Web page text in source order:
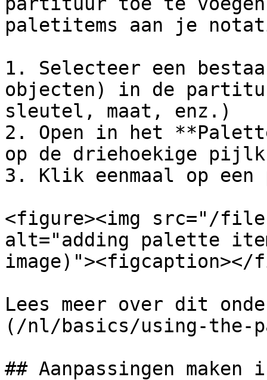
paletitems aan je
1. Selecteer een
objecten) in de
sleutel, maat, enz.)
2. Open in het
op de driehoekige
3. Klik eenmaal op
<figure><img src="/files/
alt="adding palette
Lees meer over dit
(/nl/basics/using-the-
## Aanpassingen maken